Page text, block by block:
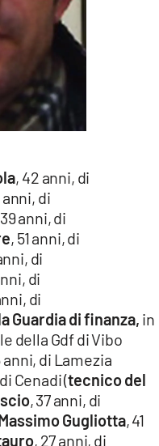
, 42 anni, di
anni, di
anni, di
, 51 anni, di
di
di
di
Guardia di finanza, in
della Gdf di Vibo
anni, di Lamezia
Cenadi (tecnico del
, 37 anni, di
Gugliotta, 41
, 27 anni, di